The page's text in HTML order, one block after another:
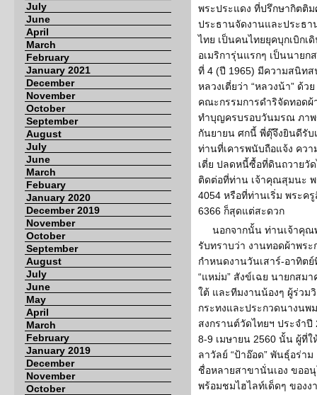
July
June
April
March
February
January 2021
December
November
October
September
August
July
June
March
Febuary
January 2020
December 2019
November
October
September
August
July
June
May
April
March
February
January 2019
December
November
October
พระประแดง ที่ปรึกษากิตติ
ประธานจัดงานและประธา
ไทย เป็นคนไทยยุคบุกเบิก
อเมริการุ่นแรกๆ เป็นนาย
ที่ 4 (ปี 1965) มีความสนิทส
หลวงเตี่ยว่า “หลวงน้า” ด้ว
คณะกรรมการดำริจัดทอด
ทำบุญครบรอบวันมรณ ภาพ
กันยายน ศกนี้ พี่ตุ๊จึงยินดีรั
ท่านที่เคารพนับถือแจ้ง ควา
เตี่ย ปลดหนี้ซื้อที่ดินถวายวั
ติดต่อที่ท่าน เจ้าคุณสุมนะ พ
4054 หรือที่ท่านเริ่ม พระค
6366 ก็สุดแต่สะดวก
นอกจากนั้น ท่านเจ้าคุณ
รับทราบว่า งานทอดผ้าพร
กำหนดงานวันเสาร์-อาทิต
“แหม่ม” สังข์เฉย นายกสม
ใต้ และทีมงานน้องๆ ผู้ร่วม
กระทงและประกวดนางนพ
สงกรานต์วัดไทยฯ ประจำ
8-9 เมษายน 2560 นั้น ผู้ที่
ลาวัลย์ “ป้าอ๊อด” พันธุ์อร่า
ชื่อหลายสาขานั่นเอง ขออ
พร้อมชมไฮไลท์เด็ดๆ ของง